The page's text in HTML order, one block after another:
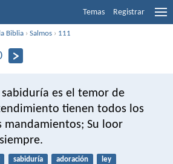
Temas Registrar
Biblia ›Salmos › 111
es el temor de
tienen todos los
mandamientos; Su loor
sabiduría adoración ley